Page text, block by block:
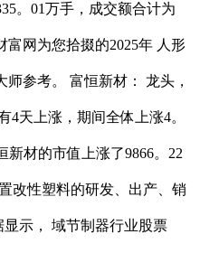
。01万手，成交额合计为
富网为您拾掇的2025年 人形
参考。 富恒新材： 龙头，
4天上涨，期间全体上涨4。
新材的市值上涨了9866。22
改性塑料的研发、出产、销
示， 域节制器行业股票